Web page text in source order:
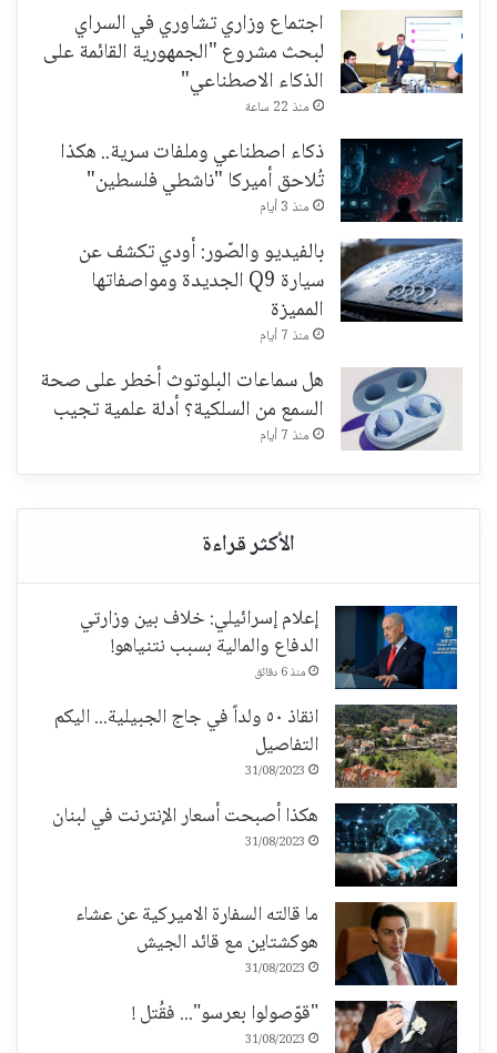
اجتماع وزاري تشاوري في السراي
لبحث مشروع "الجمهورية القائمة على
الذكاء الاصطناعي"
منذ 22 ساعة
ذكاء اصطناعي وملفات سرية.. هكذا
تُلاحق أميركا "ناشطي فلسطين"
منذ 3 أيام
بالفيديو والصّور: أودي تكشف عن
سيارة Q9 الجديدة ومواصفاتها
المميزة
منذ 7 أيام
هل سماعات البلوتوث أخطر على صحة
السمع من السلكية؟ أدلة علمية تجيب
منذ 7 أيام
إعلام إسرائيلي: خلاف بين وزارتي
الدفاع والمالية بسبب نتنياهو!
منذ 6 دقائق
انقاذ ٥٠ ولداً في جاج الجبيلية... اليكم
التفاصيل
31/08/2023
هكذا أصبحت أسعار الإنترنت في لبنان
31/08/2023
ما قالته السفارة الاميركية عن عشاء
هوكشتاين مع قائد الجيش
31/08/2023
"قوّصولوا بعرسو"... فقُتل !
31/08/2023